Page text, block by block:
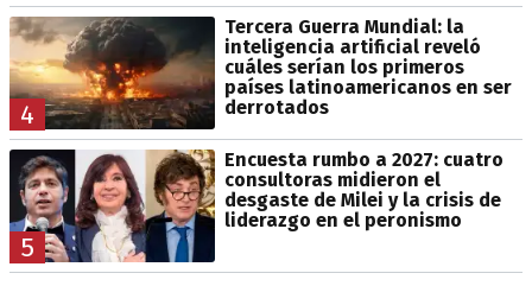
4
Tercera Guerra Mundial: la
inteligencia artificial reveló
cuáles serían los primeros
países latinoamericanos en ser
derrotados
5
Encuesta rumbo a 2027: cuatro
consultoras midieron el
desgaste de Milei y la crisis de
liderazgo en el peronismo